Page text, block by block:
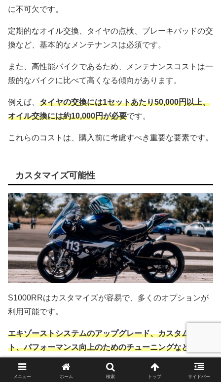
に不可欠です。
定期的なオイル交換、タイヤの点検、ブレーキパッドの交
換など、基本的なメンテナンスは必須です。
また、高性能バイクであるため、メンテナンスコストは一
般的なバイクに比べて高くなる傾向があります。
例えば、 タイヤの交換には1セットあたり50,000円以上、
オイル交換には約10,000円が必要です。
これらのコストは、購入前に考慮すべき重要な要素です。
カスタマイズ可能性
S1000RRはカスタマイズが容易で、多くのオプションが
利用可能です。
エキゾーストシステムのアップグレード、カスタムペイン
ト、パフォーマンス向上のためのチューニングなど、様々
です。
メニュー ホーム 検索 トップ サイドバー